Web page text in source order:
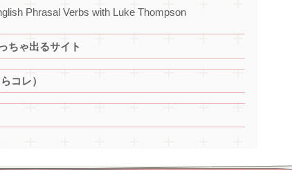
Phrasal Verbs with Luke Thompson
ちゃ出るサイト
コレ）